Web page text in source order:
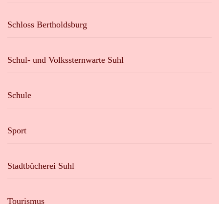
Schloss Bertholdsburg
Schul- und Volkssternwarte Suhl
Schule
Sport
Stadtbücherei Suhl
Tourismus